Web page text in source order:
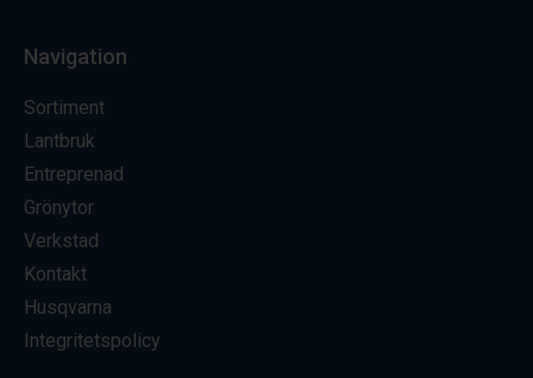
Navigation
Sortiment
Lantbruk
Entreprenad
Grönytor
Verkstad
Kontakt
Husqvarna
Integritetspolicy